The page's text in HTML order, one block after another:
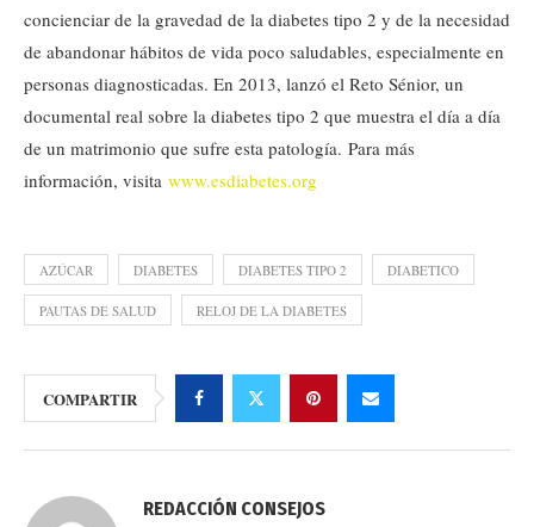
concienciar de la gravedad de la diabetes tipo 2 y de la necesidad
de abandonar hábitos de vida poco saludables, especialmente en
personas diagnosticadas. En 2013, lanzó el Reto Sénior, un
documental real sobre la diabetes tipo 2 que muestra el día a día
de un matrimonio que sufre esta patología. Para más
información, visita www.esdiabetes.org
AZÚCAR DIABETES DIABETES TIPO 2 DIABETICO
PAUTAS DE SALUD RELOJ DE LA DIABETES
COMPARTIR
REDACCIÓN CONSEJOS